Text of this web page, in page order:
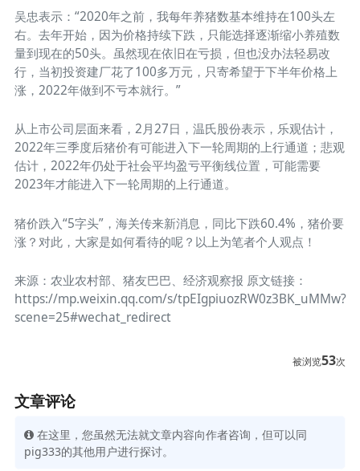
吴忠表示：“2020年之前，我每年养猪数基本维持在100头左
右。去年开始，因为价格持续下跌，只能选择逐渐缩小养殖数
量到现在的50头。虽然现在依旧在亏损，但也没办法轻易改
行，当初投资建厂花了100多万元，只寄希望于下半年价格上
涨，2022年做到不亏本就行。”
从上市公司层面来看，2月27日，温氏股份表示，乐观估计，
2022年三季度后猪价有可能进入下一轮周期的上行通道；悲观
估计，2022年仍处于社会平均盈亏平衡线位置，可能需要
2023年才能进入下一轮周期的上行通道。
猪价跌入“5字头”，海关传来新消息，同比下跌60.4%，猪价要
涨？对此，大家是如何看待的呢？以上为笔者个人观点！
来源：农业农村部、猪友巴巴、经济观察报 原文链接：
https://mp.weixin.qq.com/s/tpEIgpiuozRW0z3BK_uMMw?
scene=25#wechat_redirect
被浏览53次
文章评论
在这里，您虽然无法就文章内容向作者咨询，但可以同
pig333的其他用户进行探讨。